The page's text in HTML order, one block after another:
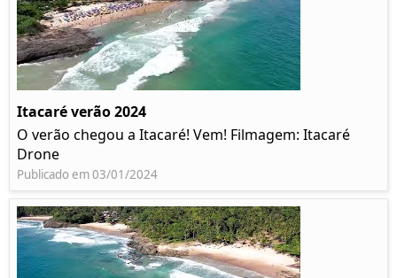
Itacaré verão 2024
O verão chegou a Itacaré! Vem! Filmagem: Itacaré
Drone
Publicado em 03/01/2024